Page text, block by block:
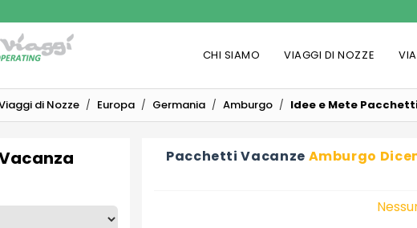
CHI SIAMO VIAGGI DI NOZZE
di Nozze Europa Germania Amburgo Idee e Mete
Pacchetti Vacanze Amburgo